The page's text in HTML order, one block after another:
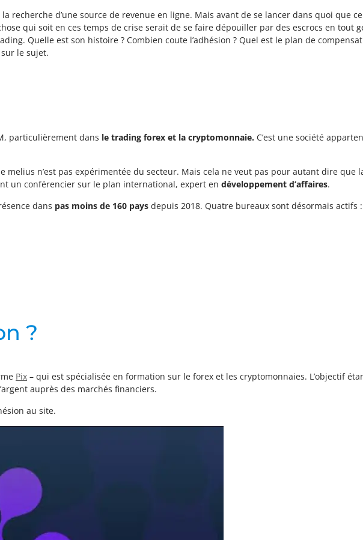
recherche d’une source de revenue en ligne. Mais avant de se lancer dans quoi que
qui soit en ces temps de crise serait de se faire dépouiller par des escrocs en tout
Quelle est son histoire ? Combien coute l’adhésion ? Quel est le plan de
le sujet.
particulièrement dans le trading forex et la cryptomonnaie. C’est une société
n’est pas expérimentée du secteur. Mais cela ne veut pas pour autant dire que
un conférencier sur le plan international, expert en développement d’affaires.
dans pas moins de 160 pays depuis 2018. Quatre bureaux sont désormais actifs :
?
Pix – qui est spécialisée en formation sur le forex et les cryptomonnaies. L’objectif
auprès des marchés financiers.
au site.